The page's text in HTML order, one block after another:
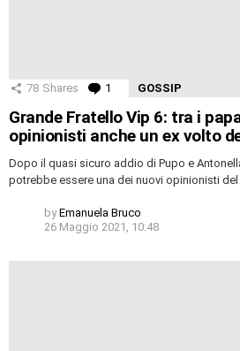
78 Shares 1 Comment
GOSSIP
Grande Fratello Vip 6: tra i
opinionisti anche un ex volto
Dopo il quasi sicuro addio di Pupo e
potrebbe essere una dei nuovi opinionisti del
by Emanuela Bruco
26 Maggio 2021, 10:48